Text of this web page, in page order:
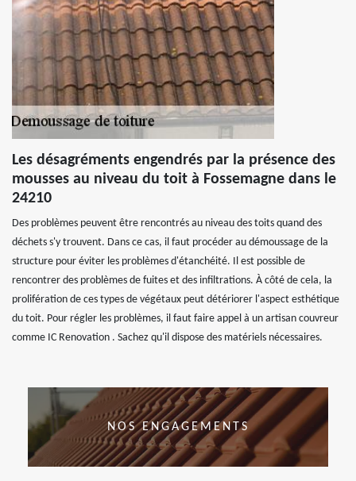
Les désagréments engendrés par la présence des
mousses au niveau du toit à Fossemagne dans le
24210
Des problèmes peuvent être rencontrés au niveau des toits quand des
déchets s'y trouvent. Dans ce cas, il faut procéder au démoussage de la
structure pour éviter les problèmes d'étanchéité. Il est possible de
rencontrer des problèmes de fuites et des infiltrations. À côté de cela, la
prolifération de ces types de végétaux peut détériorer l'aspect esthétique
du toit. Pour régler les problèmes, il faut faire appel à un artisan couvreur
comme IC Renovation . Sachez qu'il dispose des matériels nécessaires.
NOS ENGAGEMENTS